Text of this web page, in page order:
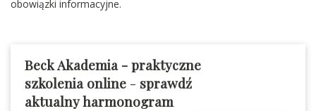
obowiązki informacyjne.
Beck Akademia - praktyczne
szkolenia online - sprawdź
aktualny harmonogram